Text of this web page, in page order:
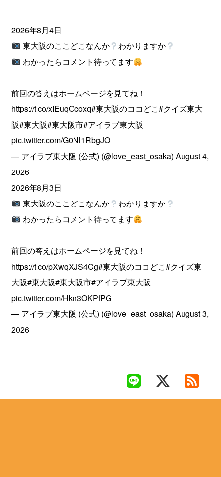
2026年8月4日
東大阪のここどこなんか
わかりますか
わかったらコメント待ってます
前回の答えはホームページを見てね！
https://t.co/xIEuqOcoxq#東大阪のココどこ#クイズ東大
阪#東大阪#東大阪市#アイラブ東大阪
pic.twitter.com/G0Nl1RbgJO
— アイラブ東大阪 (公式) (@love_east_osaka)August 4,
2026
2026年8月3日
東大阪のここどこなんか
わかりますか
わかったらコメント待ってます
前回の答えはホームページを見てね！
https://t.co/pXwqXJS4Cg#東大阪のココどこ#クイズ東
大阪#東大阪#東大阪市#アイラブ東大阪
pic.twitter.com/Hkn3OKPfPG
— アイラブ東大阪 (公式) (@love_east_osaka)August 3,
2026